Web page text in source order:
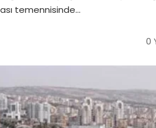
temennisinde…
0